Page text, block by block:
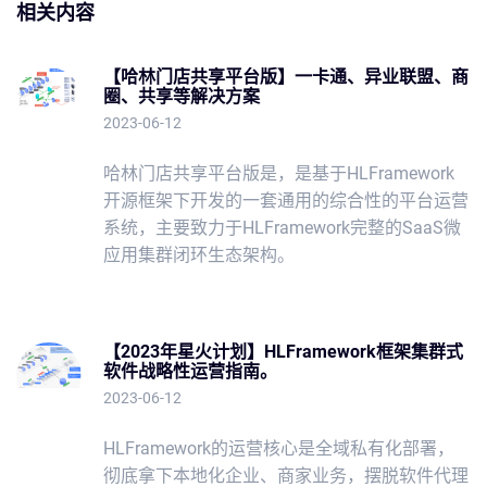
相关内容
【哈林门店共享平台版】一卡通、异业联盟、商
圈、共享等解决方案
2023-06-12
哈林门店共享平台版是，是基于HLFramework
开源框架下开发的一套通用的综合性的平台运营
系统，主要致力于HLFramework完整的SaaS微
应用集群闭环生态架构。
【2023年星火计划】HLFramework框架集群式
软件战略性运营指南。
2023-06-12
HLFramework的运营核心是全域私有化部署，
彻底拿下本地化企业、商家业务，摆脱软件代理